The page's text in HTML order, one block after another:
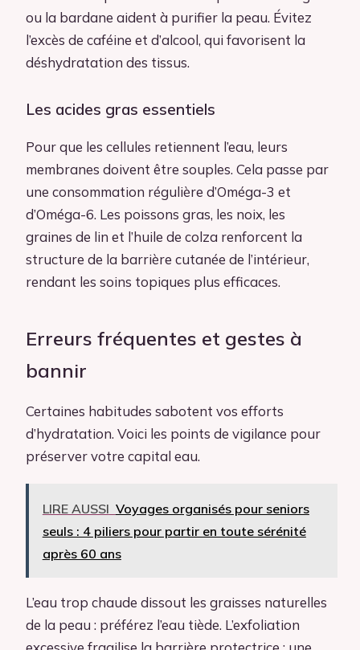
ou la bardane aident à purifier la peau. Évitez
l’excès de caféine et d’alcool, qui favorisent la
déshydratation des tissus.
Les acides gras essentiels
Pour que les cellules retiennent l’eau, leurs
membranes doivent être souples. Cela passe par
une consommation régulière d’Oméga-3 et
d’Oméga-6. Les poissons gras, les noix, les
graines de lin et l’huile de colza renforcent la
structure de la barrière cutanée de l’intérieur,
rendant les soins topiques plus efficaces.
Erreurs fréquentes et gestes à
bannir
Certaines habitudes sabotent vos efforts
d’hydratation. Voici les points de vigilance pour
préserver votre capital eau.
LIRE AUSSI Voyages organisés pour seniors
seuls : 4 piliers pour partir en toute sérénité
après 60 ans
L’eau trop chaude dissout les graisses naturelles
de la peau : préférez l’eau tiède. L’exfoliation